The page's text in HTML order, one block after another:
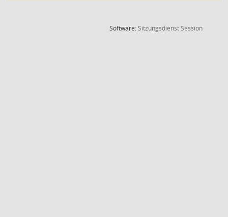
Software:SitzungsdienstSession(Wird in